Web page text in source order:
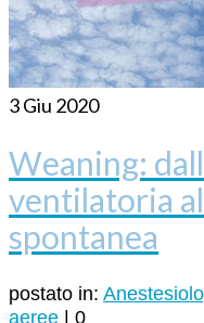
3Giu 2020
Weaning:
ventilatoria
spontanea
postato in:
aeree | 0